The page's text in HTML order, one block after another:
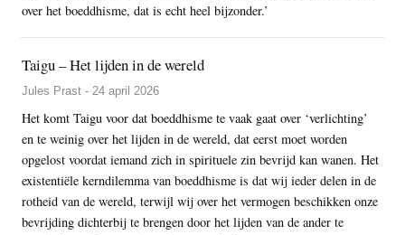
over het boeddhisme, dat is echt heel bijzonder.’
Taigu – Het lijden in de wereld
Jules Prast - 24 april 2026
Het komt Taigu voor dat boeddhisme te vaak gaat over ‘verlichting’
en te weinig over het lijden in de wereld, dat eerst moet worden
opgelost voordat iemand zich in spirituele zin bevrijd kan wanen. Het
existentiële kerndilemma van boeddhisme is dat wij ieder delen in de
rotheid van de wereld, terwijl wij over het vermogen beschikken onze
bevrijding dichterbij te brengen door het lijden van de ander te